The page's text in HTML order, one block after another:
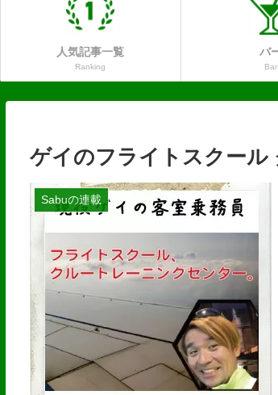
人気記事一覧
Ranking
バ
Bar
ゲイのフライトスクール
Sabuの連載